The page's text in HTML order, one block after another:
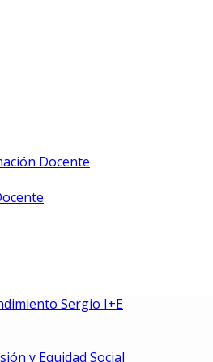
y Economía de Datos
Integral y Negocios Globales
en Teatro Musical
en Innovación y Negocios
Docente
Sergio I+E
y Equidad Social